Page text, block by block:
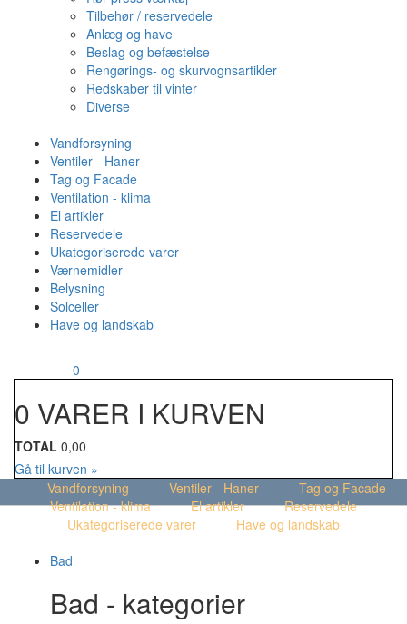
Tilbehør / reservedele
Anlæg og have
Beslag og befæstelse
Rengørings- og skurvognsartikler
Redskaber til vinter
Diverse
Vandforsyning
Ventiler - Haner
Tag og Facade
Ventilation - klima
El artikler
Reservedele
Ukategoriserede varer
Værnemidler
Belysning
Solceller
Have og landskab
0
0 VARER I KURVEN
TOTAL 0,00
Gå til kurven »
Vandforsyning
Ventiler - Haner
Tag og Facade
Ventilation - klima
El artikler
Reservedele
Ukategoriserede varer
Have og landskab
Bad
Bad - kategorier